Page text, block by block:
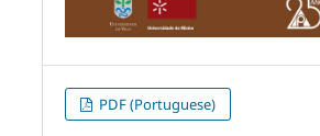
PDF (Portuguese)